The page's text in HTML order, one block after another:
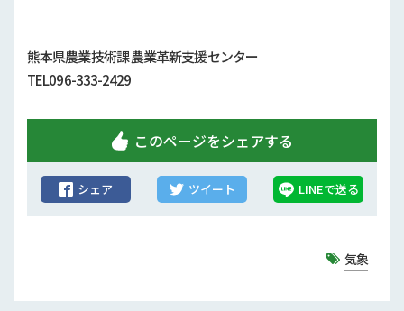
熊本県農業技術課 農業革新支援センター
TEL096-333-2429
このページをシェアする
シェア ツイート LINEで送る
気象